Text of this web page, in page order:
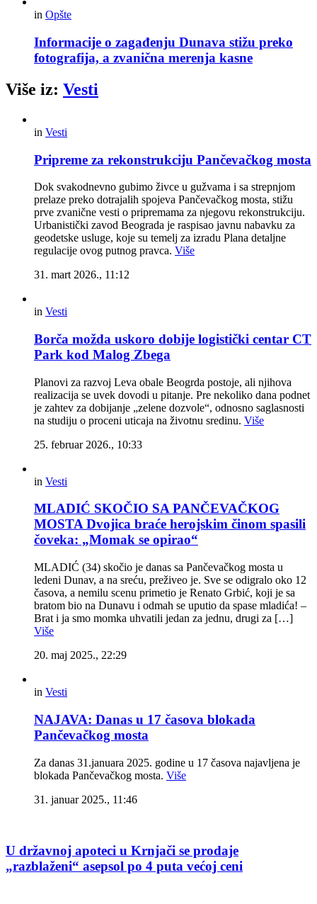
in Opšte
Informacije o zagađenju Dunava stižu preko
fotografija, a zvanična merenja kasne
Više iz: Vesti
in Vesti
Pripreme za rekonstrukciju Pančevačkog mosta
Dok svakodnevno gubimo živce u gužvama i sa strepnjom
prelaze preko dotrajalih spojeva Pančevačkog mosta, stižu
prve zvanične vesti o pripremama za njegovu rekonstrukciju.
Urbanistički zavod Beograda je raspisao javnu nabavku za
geodetske usluge, koje su temelj za izradu Plana detaljne
regulacije ovog putnog pravca. Više
31. mart 2026., 11:12
in Vesti
Borča možda uskoro dobije logistički centar CT
Park kod Malog Zbega
Planovi za razvoj Leva obale Beogrda postoje, ali njihova
realizacija se uvek dovodi u pitanje. Pre nekoliko dana podnet
je zahtev za dobijanje „zelene dozvole“, odnosno saglasnosti
na studiju o proceni uticaja na životnu sredinu. Više
25. februar 2026., 10:33
in Vesti
MLADIĆ SKOČIO SA PANČEVAČKOG
MOSTA Dvojica braće herojskim činom spasili
čoveka: „Momak se opirao“
MLADIĆ (34) skočio je danas sa Pančevačkog mosta u
ledeni Dunav, a na sreću, preživeo je. Sve se odigralo oko 12
časova, a nemilu scenu primetio je Renato Grbić, koji je sa
bratom bio na Dunavu i odmah se uputio da spase mladića! –
Brat i ja smo momka uhvatili jedan za jednu, drugi za […]
Više
20. maj 2025., 22:29
in Vesti
NAJAVA: Danas u 17 časova blokada
Pančevačkog mosta
Za danas 31.januara 2025. godine u 17 časova najavljena je
blokada Pančevačkog mosta. Više
31. januar 2025., 11:46
U državnoj apoteci u Krnjači se prodaje
„razblaženi“ asepsol po 4 puta većoj ceni